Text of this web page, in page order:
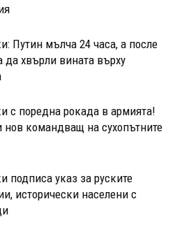
Путин мълча 24 часа, а после
да хвърли вината върху
с поредна рокада в армията!
нов командващ на сухопътните
подписа указ за руските
исторически населени с